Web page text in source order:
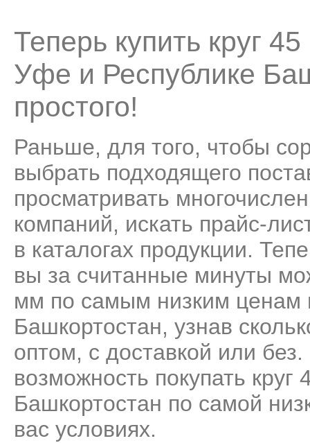
Теперь купить круг
Уфе и Республике
простого!
Раньше, для того, чтобы
выбрать подходящего
просматривать
компаний, искать прайс-
в каталогах продукции.
вы за считанные минуты
мм по самым низким ценам
Башкортостан, узнав
оптом, с доставкой или
возможность покупать
Башкортостан по самой
вас условиях.